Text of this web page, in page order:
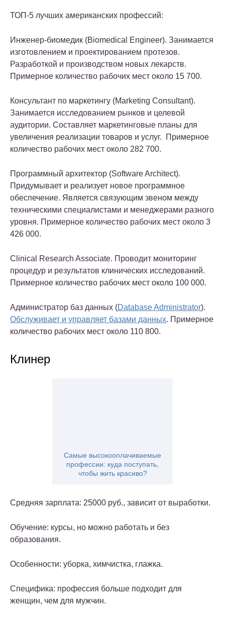
ТОП-5 лучших американских профессий:
Инженер-биомедик (Biomedical Engineer). Занимается
изготовлением и проектированием протезов.
Разработкой и производством новых лекарств.
Примерное количество рабочих мест около 15 700.
Консультант по маркетингу (Marketing Consultant).
Занимается исследованием рынков и целевой
аудитории. Составляет маркетинговые планы для
увеличения реализации товаров и услуг. Примерное
количество рабочих мест около 282 700.
Программный архитектор (Software Architect).
Придумывает и реализует новое программное
обеспечение. Является связующим звеном между
техническими специалистами и менеджерами разного
уровня. Примерное количество рабочих мест около 3
426 000.
Clinical Research Associate. Проводит мониторинг
процедур и результатов клинических исследований.
Примерное количество рабочих мест около 100 000.
Администратор баз данных (Database Administrator).
Обслуживает и управляет базами данных. Примерное
количество рабочих мест около 110 800.
Клинер
Самые высокооплачиваемые
профессии: куда поступать,
чтобы жить красиво?
Средняя зарплата: 25000 руб., зависит от выработки.
Обучение: курсы, но можно работать и без
образования.
Особенности: уборка, химчистка, глажка.
Специфика: профессия больше подходит для
женщин, чем для мужчин.